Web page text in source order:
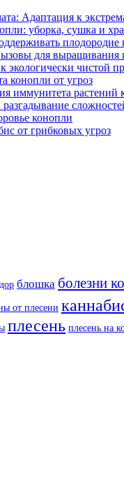
Адаптация к
уборка, сушка и
плодородие
для выращивания
экологически чистой
конопли от угроз
иммунитета растений
конопли
от грибковых угроз
блошка болезни
от плесени
плесень плесень на